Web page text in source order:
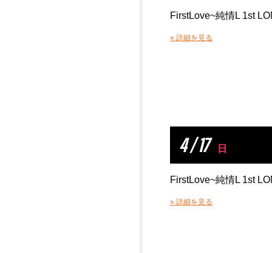
FirstLove~純情L 1st
» 詳細を見る
4 / 17 日
FirstLove~純情L 1st
» 詳細を見る